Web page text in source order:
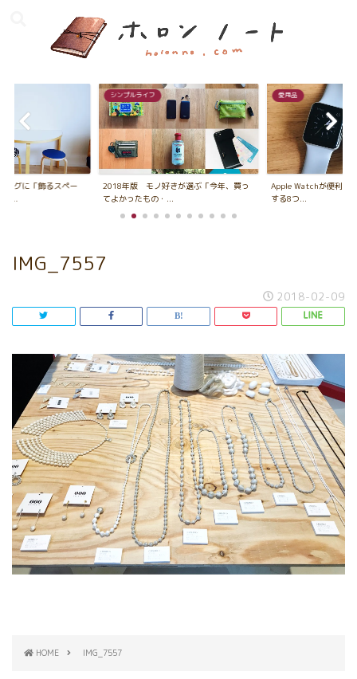
ングに「飾るスペー
シンプルライフ
2018年版 モノ好きが選ぶ「今年、買っ
てよかったもの・...
愛用品
Apple Watchが便利す
する8つ...
IMG_7557
2018-02-09
HOME IMG_7557